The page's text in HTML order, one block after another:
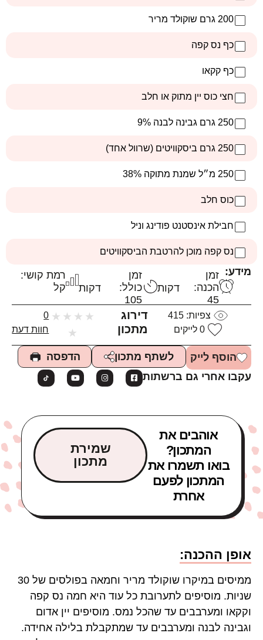
200 גרם שוקולד מריר
כף נס קפה
כף קקאו
חצי כוס יין מתוק או חלב
250 גרם גבינה לבנה 9%
250 גרם ביסקוויטים (שרוול אחד)
250 מ״ל שמנת מתוקה 38%
כוס חלב
חבילת אינסטנט פודינג וניל
נס קפה מוכן להרטבת הביסקוויטים
מידע: זמן
הכנה:
45
דקות
זמן
כולל:
105
דקות
רמת קושי:
קל
צפיות:415
0 לייקים
דירוג
מתכון
★
★
★
★
★
0
חוות דעת
הוסף לייק לשתף מתכון
הדפסה
עקבו אחרי גם ברשתות
אוהבים את
המתכון?
בואו תשמרו את
המתכון לפעם
אחרת
שמירת
מתכון
אופן ההכנה:
ממיסים במיקרו שוקולד מריר וחמאה בפולסים של 30
שניות. מוסיפים לתערובת כל עוד היא חמה נס קפה
וקקאו ומערבבים עד שהכל נמס. מוסיפים יין אדום
וגבינה לבנה ומערבבים עד שמתקבלת בלילה אחידה.